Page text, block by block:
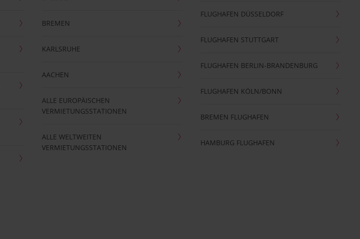
BREMEN
KARLSRUHE
AACHEN
ALLE EUROPÄISCHEN
VERMIETUNGSSTATIONEN
ALLE WELTWEITEN
VERMIETUNGSSTATIONEN
FLUGHAFEN DÜSSELDORF
FLUGHAFEN STUTTGART
FLUGHAFEN BERLIN-BRANDENBURG
FLUGHAFEN KÖLN/BONN
BREMEN FLUGHAFEN
HAMBURG FLUGHAFEN